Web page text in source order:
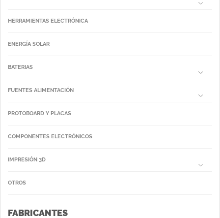
HERRAMIENTAS ELECTRÓNICA
ENERGÍA SOLAR
BATERIAS
FUENTES ALIMENTACIÓN
PROTOBOARD Y PLACAS
COMPONENTES ELECTRÓNICOS
IMPRESIÓN 3D
OTROS
FABRICANTES